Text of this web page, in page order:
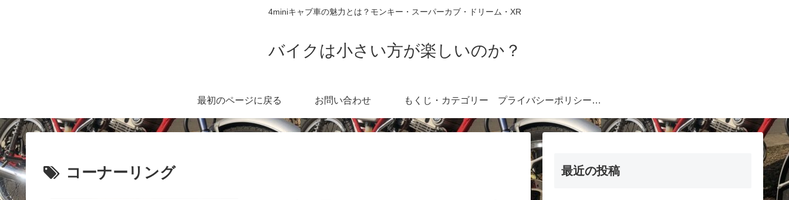
4miniキャブ車の魅力とは？モンキー・スーパーカブ・ドリーム・XR
バイクは小さい方が楽しいのか？
最初のページに戻る お問い合わせ もくじ・カテゴリー プライバシーポリシー・注意事項等
コーナーリング 最近の投稿